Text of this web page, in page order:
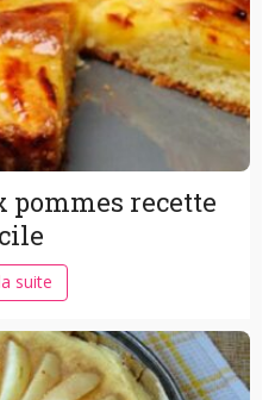
pommes recette
suite